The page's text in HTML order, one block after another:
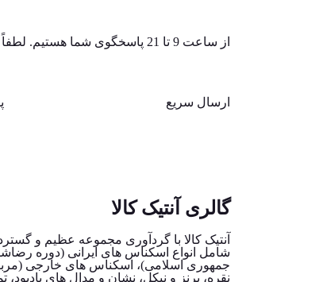
از ساعت 9 تا 21 پاسخگوی شما هستیم. لطفاً در ساعات غیر اداری از تماس خودداری فرمایید.
ارسال سریع
گالری آنتیک کالا
آنتیک کالا با گردآوری مجموعه عظیم و
شامل انواع اسکناس های ایرانی (دوره
جمهوری اسلامی)، اسکناس های خارجی
نقره، برنز و نیکل، نشان و مدال های یادبود،